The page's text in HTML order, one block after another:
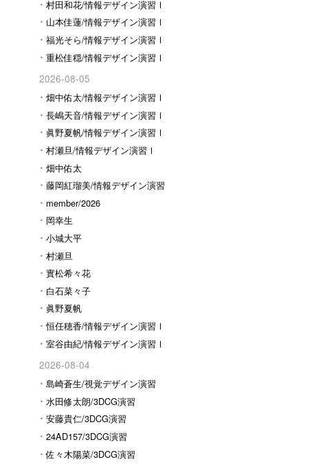
村田和花/情報デザイン演習Ⅰ
山本佳蓮/情報デザイン演習Ⅰ
福光そら/情報デザイン演習Ⅰ
重松佳穏/情報デザイン演習Ⅰ
2026-08-05
畑中佑太/情報デザイン演習Ⅰ
長嶋天音/情報デザイン演習Ⅰ
眞野夏帆/情報デザイン演習Ⅰ
村瀬旦/情報デザイン演習Ⅰ
畑中佑太
藤岡紅瑠美/情報デザイン演習
Ⅰ member/2026
岡幸生
小城大平
村瀬旦
實松希々花
白石菜々子
眞野夏帆
恒任穂香/情報デザイン演習Ⅰ
室谷由紀/情報デザイン演習Ⅰ
2026-08-04
島崎蒼生/視覚デザイン演習
水田修太朗/3DCG演習
安藤貴仁/3DCG演習
24AD157/3DCG演習
佐々木陽菜/3DCG演習